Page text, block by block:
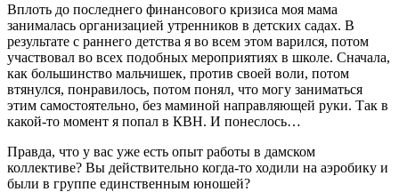
Вплоть до последнего финансового кризиса моя мама
занималась организацией утренников в детских садах. В
результате с раннего детства я во всем этом варился, потом
участвовал во всех подобных мероприятиях в школе. Сначала,
как большинство мальчишек, против своей воли, потом
втянулся, понравилось, потом понял, что могу заниматься
этим самостоятельно, без маминой направляющей руки. Так в
какой-то момент я попал в КВН. И понеслось…
Правда, что у вас уже есть опыт работы в дамском
коллективе? Вы действительно когда-то ходили на аэробику и
были в группе единственным юношей?